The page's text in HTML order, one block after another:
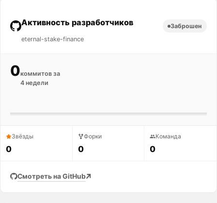
Активность разработчиков
eternal-stake-finance
Заброшен
0коммитов за
4 недели
Звёзды
0
Форки
0
Команда
0
Смотреть на GitHub